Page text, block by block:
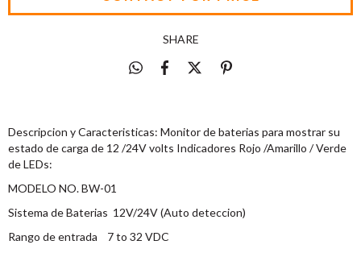
SHARE
Descripcion y Caracteristicas: Monitor de baterias para mostrar su
estado de carga de 12 /24V volts Indicadores Rojo /Amarillo / Verde
de LEDs:
MODELO NO. BW-01
Sistema de Baterias 12V/24V (Auto deteccion)
Rango de entrada 7 to 32 VDC